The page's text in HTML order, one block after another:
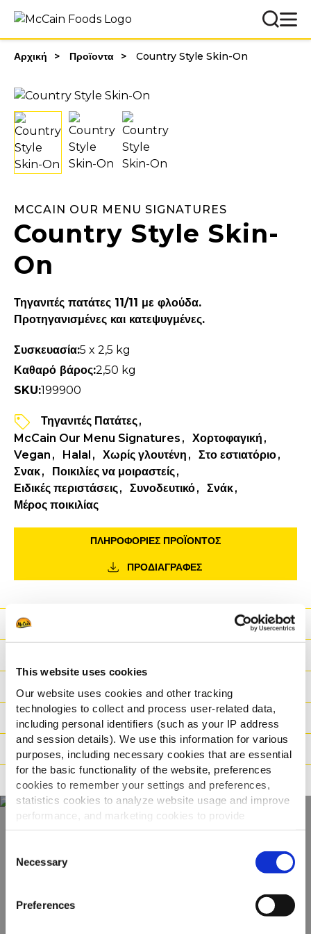
This website uses cookies
Our website uses cookies and other tracking
technologies to collect and process user-related data,
including personal identifiers (such as your IP address
and session details). We use this information for various
purposes, including necessary cookies that are essential
for the basic functionality of the website, preferences
cookies to remember your settings and preferences,
statistics cookies to analyze website usage and improve
performance, and marketing cookies to provide
personalized content and advertising.
By clicking 'Allow all cookies', you consent to the use of
all cookies. If you'd like to customize your preferences,
'Allow selection.'
Selection
Necessary
Preferences
Αρχική Προϊοντα Country Style Skin-On
MCCAIN OUR MENU SIGNATURES
Country Style Skin-
On
Τηγανιτές πατάτες 11/11 με φλούδα.
Προτηγανισμένες και κατεψυγμένες.
Συσκευασία:5 x 2,5 kg
Καθαρό βάρος:2,50 kg
SKU:199900
Τηγανιτές Πατάτες
McCain Our Menu Signatures
Χορτοφαγική
Vegan
Halal Χωρίς γλουτένη
Στο εστιατόριο
Σνακ
Ποικιλίες να μοιραστείς
Ειδικές περιστάσεις
Συνοδευτικό
Σνάκ
Μέρος ποικιλίας
ΠΛΗΡΟΦΟΡΙΕΣ ΠΡΟΪΌΝΤΟΣ
ΠΡΟΔΙΑΓΡΑΦΕΣ
Πλεονεκτήματα
Συστατικά
Βάρος / Logistics
Οδηγίες μαγειρέματος
Πιστοποιήσεις
πλήρη γκάμα μας